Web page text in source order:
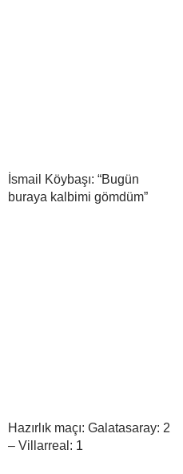
İsmail Köybaşı: “Bugün
buraya kalbimi gömdüm”
Hazırlık maçı: Galatasaray: 2
– Villarreal: 1